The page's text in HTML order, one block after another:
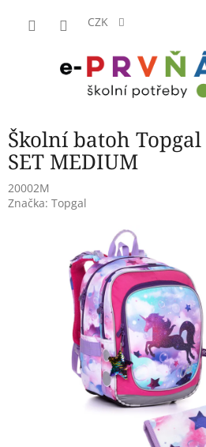
CZK
Školní batoh Topgal
SET MEDIUM
20002M
Značka: Topgal